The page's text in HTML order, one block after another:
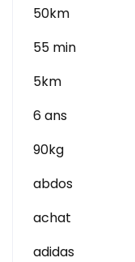
50km
55 min
5km
6 ans
90kg
abdos
achat
adidas